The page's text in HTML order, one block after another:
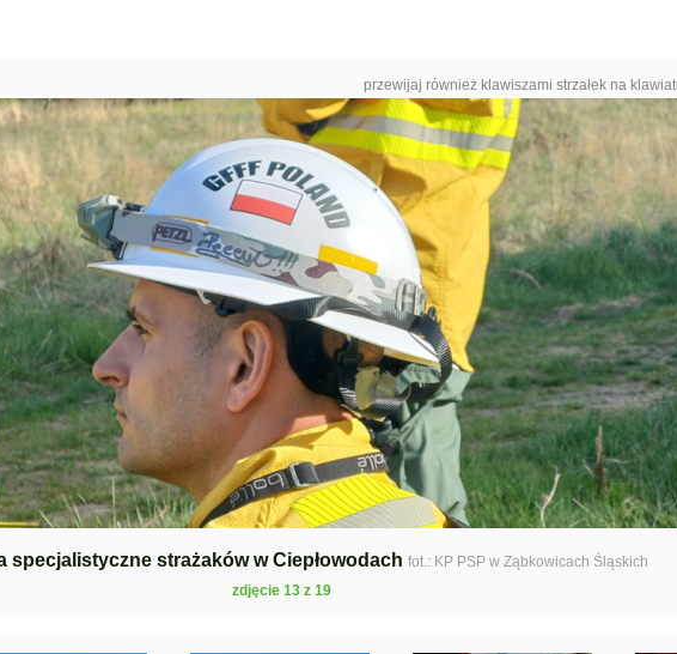
przewijaj również klawiszami strzałek na
specjalistyczne strażaków w Ciepłowodach fot.: KP PSP w Ząbkowicach Śląskich
zdjęcie 13 z 19